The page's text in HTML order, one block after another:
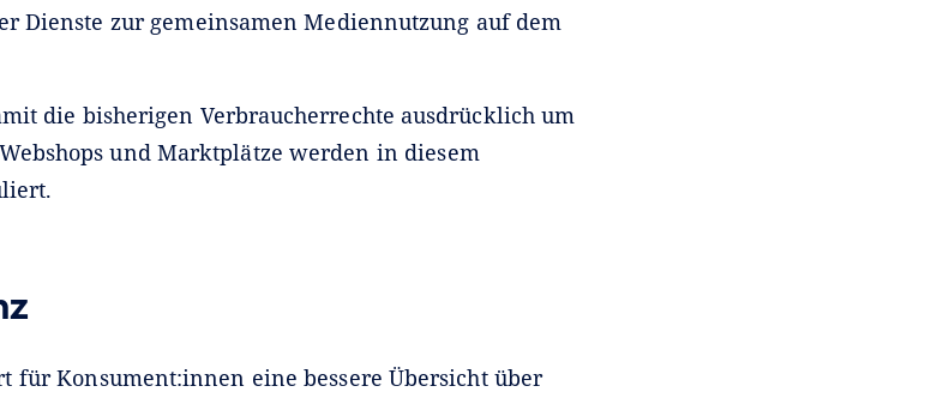
Dienste zur gemeinsamen Mediennutzung auf dem
die bisherigen Verbraucherrechte ausdrücklich um
und Marktplätze werden in diesem
Konsument:innen eine bessere Übersicht über